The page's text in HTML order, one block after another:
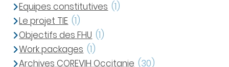
Equipes constitutives (1)
Le projet TIE (1)
Objectifs des FHU (1)
Work packages (1)
Archives COREVIH Occitanie (30)